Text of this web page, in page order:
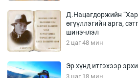
Д.Нацагдоржийн
өгүүллэгийн арга,
шинэчлэл
2 цаг 48 мин
Эр хүнд итгэхээр
3 цаг 18 мин